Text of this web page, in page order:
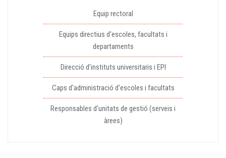
Equip rectoral
Equips directius d'escoles, facultats i
departaments
Direcció d'instituts universitaris i EPI
Caps d'administració d'escoles i facultats
Responsables d'unitats de gestió (serveis i
àrees)